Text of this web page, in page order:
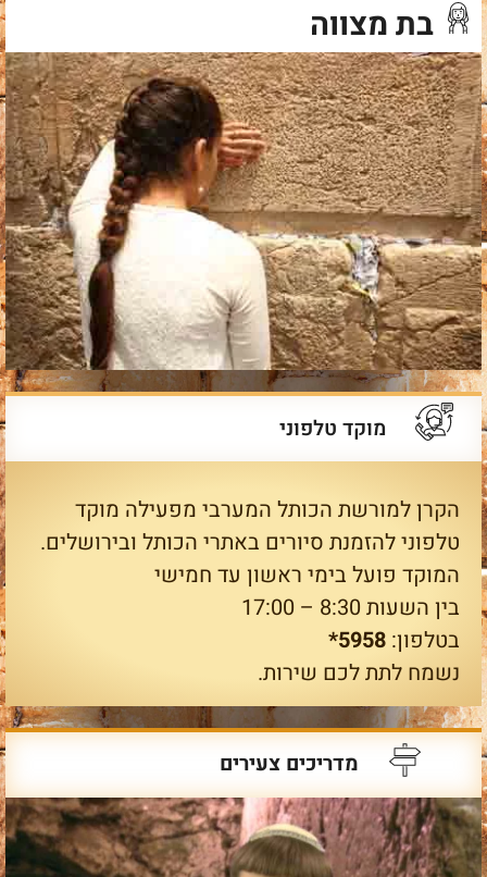
בת מצווה
מוקד טלפוני
הקרן למורשת הכותל המערבי מפעילה מוקד
טלפוני להזמנת סיורים באתרי הכותל ובירושלים.
המוקד פועל בימי ראשון עד חמישי
בין השעות 8:30 – 17:00
בטלפון: 5958*
נשמח לתת לכם שירות.
מדריכים צעירים